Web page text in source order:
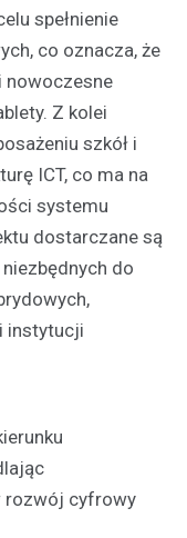
spełnienie
co oznacza, że
nowoczesne
Z kolei
szkół i
ICT, co ma na
systemu
dostarczane są
do
instytucji
rozwój cyfrowy